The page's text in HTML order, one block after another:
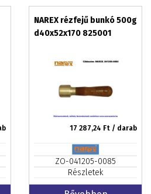
NAREX rézfejű bunkó 500g
d40x52x170 825001
17 287,24 Ft / darab
ZO-041205-0085
Részletek